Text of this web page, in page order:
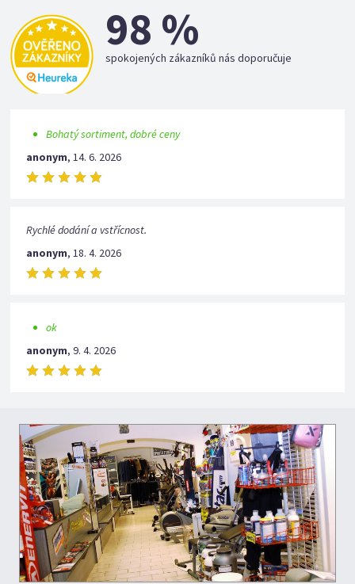
98 %
spokojených zákazníků nás doporučuje
Bohatý sortiment, dobré ceny
anonym,14. 6. 2026
Rychlé dodání a vstřícnost.
anonym,18. 4. 2026
ok
anonym,9. 4. 2026